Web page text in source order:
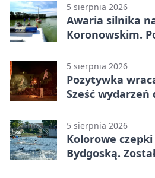
5 sierpnia 2026
Awaria silnika
Koronowskim.
5 sierpnia 2026
Pozytywka
Sześć
5 sierpnia 2026
Kolorowe
Bydgoską.